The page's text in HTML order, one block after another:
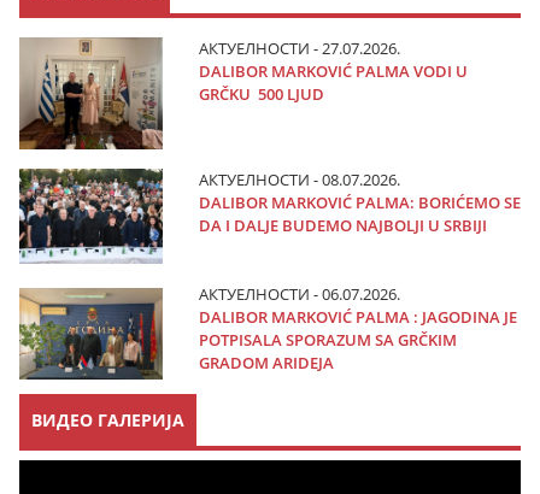
АКТУЕЛНОСТИ - 27.07.2026.
DALIBOR MARKOVIĆ PALMA VODI U
GRČKU 500 LJUD
АКТУЕЛНОСТИ - 08.07.2026.
DALIBOR MARKOVIĆ PALMA: BORIĆEMO SE
DA I DALJE BUDEMO NAJBOLJI U SRBIJI
АКТУЕЛНОСТИ - 06.07.2026.
DALIBOR MARKOVIĆ PALMA : JAGODINA JE
POTPISALA SPORAZUM SA GRČKIM
GRADOM ARIDEJA
ВИДЕО ГАЛЕРИЈА